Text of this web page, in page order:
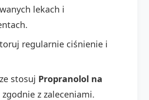
lekach i
regularnie ciśnienie i
stosuj Propranolol na
zgodnie z zaleceniami.